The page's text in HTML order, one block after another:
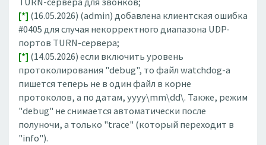
[*] (16.05.2026) (admin) добавлена клиентская ошибка
#0405 для случая некорректного диапазона UDP-
портов TURN-сервера;
[*] (14.05.2026) если включить уровень
протоколирования "debug", то файл watchdog-а
пишется теперь не в один файл в корне
протоколов, а по датам, yyyy\mm\dd\. Также, режим
"debug" не снимается автоматически после
полуночи, а только "trace" (который переходит в
"info").